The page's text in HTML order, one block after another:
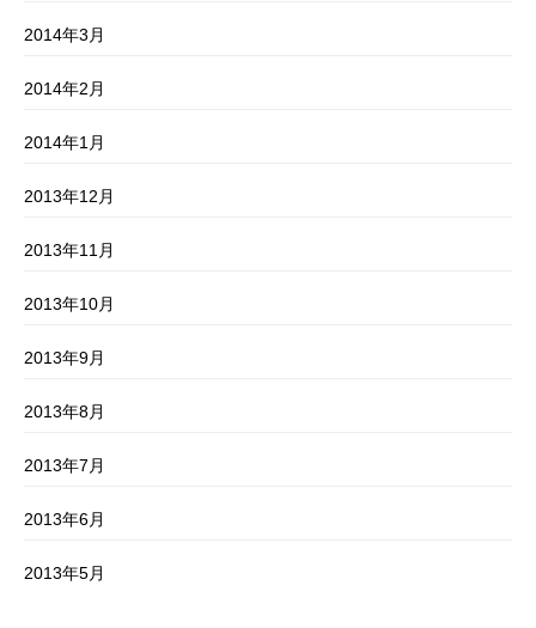
2014年3月
2014年2月
2014年1月
2013年12月
2013年11月
2013年10月
2013年9月
2013年8月
2013年7月
2013年6月
2013年5月